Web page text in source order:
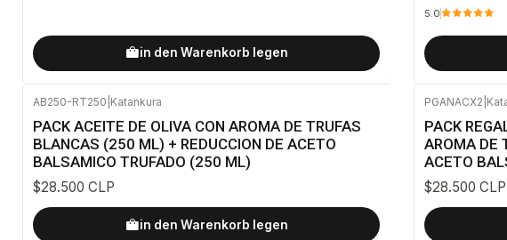
in den Warenkorb legen
5.0
AB250-RT250 Katankura
PACK ACEITE DE OLIVA CON AROMA DE TRUFAS
BLANCAS (250 ML) + REDUCCION DE ACETO
BALSAMICO TRUFADO (250 ML)
$28.500 CLP
in den Warenkorb legen
PGANACX2
PACK
AROMA DE
ACETO
$28.500 CLP